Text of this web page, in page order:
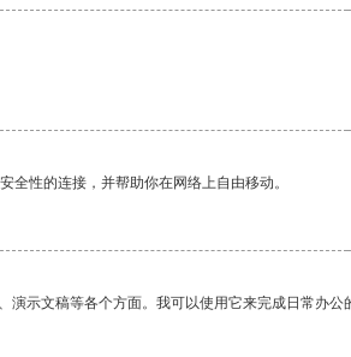
全性的连接，并帮助你在网络上自由移动。
示文稿等各个方面。我可以使用它来完成日常办公